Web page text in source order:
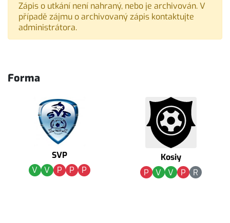
Zápis o utkání není nahraný, nebo je archivován. V
případě zájmu o archivovaný zápis kontaktujte
administrátora.
Forma
SVP
V
V P P P
Kosiy
P
V V P R